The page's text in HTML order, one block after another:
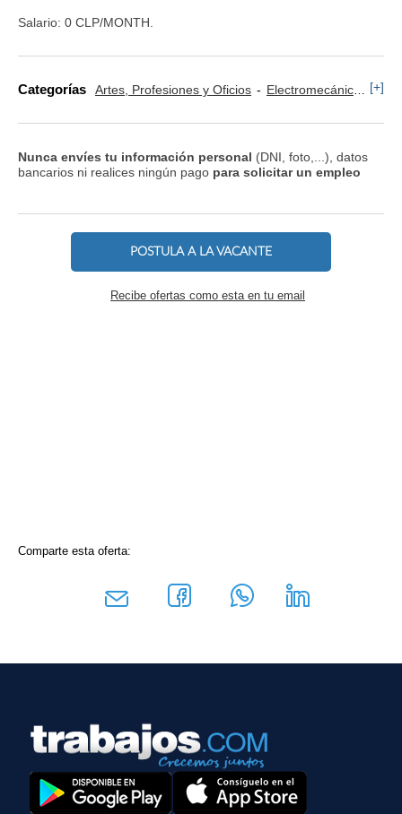
Salario: 0 CLP/MONTH.
Categorías Artes, Profesiones y Oficios Electromecánica [+]
Nunca envíes tu información personal (DNI, foto,...), datos
bancarios ni realices ningún pago para solicitar un empleo
POSTULA A LA VACANTE
Recibe ofertas como esta en tu email
Comparte esta oferta: